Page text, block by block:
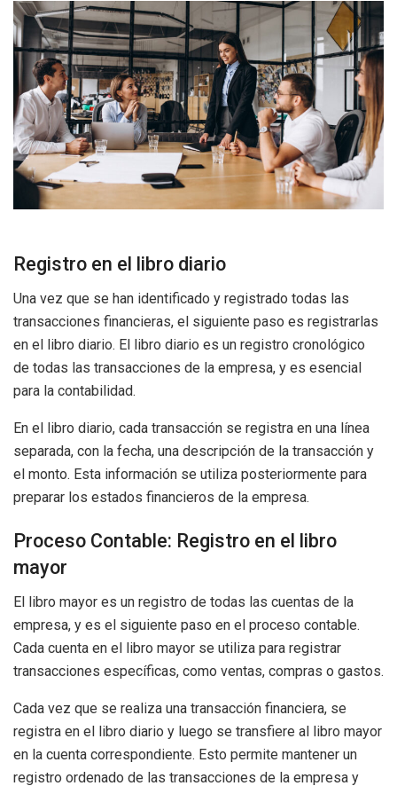
Registro en el libro diario
Una vez que se han identificado y registrado todas las
transacciones financieras, el siguiente paso es registrarlas
en el libro diario. El libro diario es un registro cronológico
de todas las transacciones de la empresa, y es esencial
para la contabilidad.
En el libro diario, cada transacción se registra en una línea
separada, con la fecha, una descripción de la transacción y
el monto. Esta información se utiliza posteriormente para
preparar los estados financieros de la empresa.
Proceso Contable: Registro en el libro
mayor
El libro mayor es un registro de todas las cuentas de la
empresa, y es el siguiente paso en el proceso contable.
Cada cuenta en el libro mayor se utiliza para registrar
transacciones específicas, como ventas, compras o gastos.
Cada vez que se realiza una transacción financiera, se
registra en el libro diario y luego se transfiere al libro mayor
en la cuenta correspondiente. Esto permite mantener un
registro ordenado de las transacciones de la empresa y